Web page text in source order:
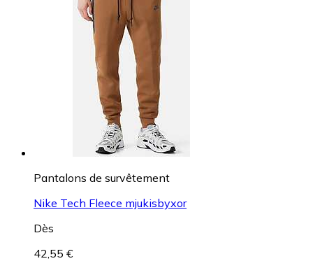
Pantalons de survêtement
Nike Tech Fleece mjukisbyxor
Dès
42,55 €